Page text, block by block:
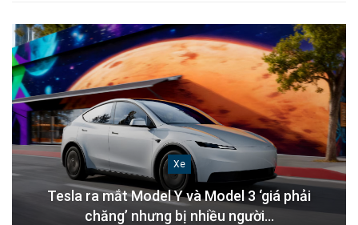
Xe
Tesla ra mắt Model Y và Model 3 ‘giá phải
chăng’ nhưng bị nhiều người…